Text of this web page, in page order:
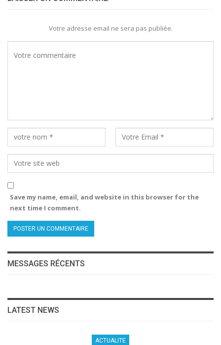
Votre adresse email ne sera pas publiée.
Save my name, email, and website in this browser for the
next time I comment.
MESSAGES RÉCENTS
LATEST NEWS
ACTUALITE